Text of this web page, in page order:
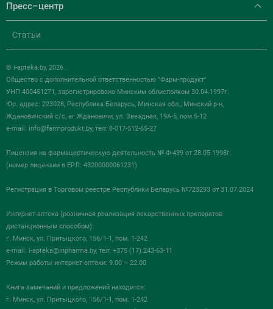
Пресс–центр
Статьи
© i-apteka.by, 2026 .
Общество с дополнительной ответственностью "Фарм-продукт"
УНП 400451271, зарегистрировано Минским облисполком 30.04.1997г.
Юр. адрес: 223028, Республика Беларусь, Минская обл., Минский р-н,
Ждановичский с/с, аг.Ждановичи, ул. Звездная, 19А-5, пом.5-12
e-mail: info@farmprodukt.by, тел: 8-017-512-65-27
Лицензия на фармацевтическую деятельность № Ф-439 от 28.05.1998г.
(номер лицензии в ЕРЛ: 43200000061231)
Регистрация в Торговом реестре Республики Беларусь №723293 от 31.07.2024
Интернет-аптека (розничная реализация лекарственных препаратов
дистанционным способом):
г. Минск, ул. Притыцкого, 156/1-1, пом. 1-242
e-mail: i-apteka@inpharma.by, тел: +375 (17) 243-63-11
Режим работы интернет-аптеки: 9.00 – 22.00
Книга замечаний и предложений находится:
г. Минск, ул. Притыцкого, 156/1-1, пом. 1-242